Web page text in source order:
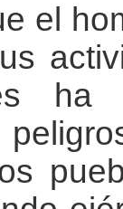
el
ha